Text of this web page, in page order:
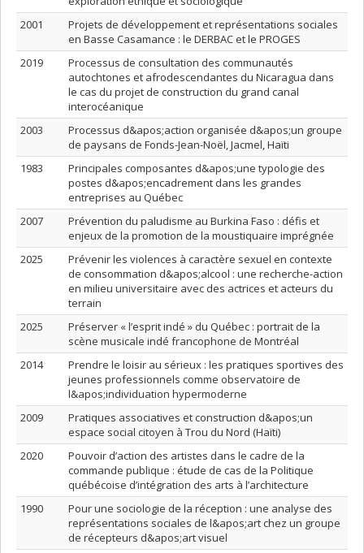
2001
Projets de développement et représentations sociales
en Basse Casamance : le DERBAC et le PROGES
2019
Processus de consultation des communautés
autochtones et afrodescendantes du Nicaragua dans
le cas du projet de construction du grand canal
interocéanique
2003
Processus d&apos;action organisée d&apos;un groupe
de paysans de Fonds-Jean-Noël, Jacmel, Haïti
1983
Principales composantes d&apos;une typologie des
postes d&apos;encadrement dans les grandes
entreprises au Québec
2007
Prévention du paludisme au Burkina Faso : défis et
enjeux de la promotion de la moustiquaire imprégnée
2025
Prévenir les violences à caractère sexuel en contexte
de consommation d&apos;alcool : une recherche-action
en milieu universitaire avec des actrices et acteurs du
terrain
2025
Préserver « l’esprit indé » du Québec : portrait de la
scène musicale indé francophone de Montréal
2014
Prendre le loisir au sérieux : les pratiques sportives des
jeunes professionnels comme observatoire de
l&apos;individuation hypermoderne
2009
Pratiques associatives et construction d&apos;un
espace social citoyen à Trou du Nord (Haïti)
2020
Pouvoir d’action des artistes dans le cadre de la
commande publique : étude de cas de la Politique
québécoise d’intégration des arts à l’architecture
1990
Pour une sociologie de la réception : une analyse des
représentations sociales de l&apos;art chez un groupe
de récepteurs d&apos;art visuel